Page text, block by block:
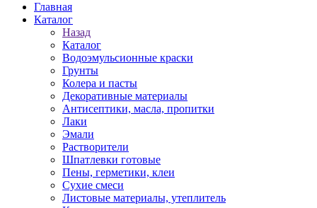
Главная
Каталог
Назад
Каталог
Водоэмульсионные краски
Грунты
Колера и пасты
Декоративные материалы
Антисептики, масла, пропитки
Лаки
Эмали
Растворители
Шпатлевки готовые
Пены, герметики, клеи
Сухие смеси
Листовые материалы, утеплитель